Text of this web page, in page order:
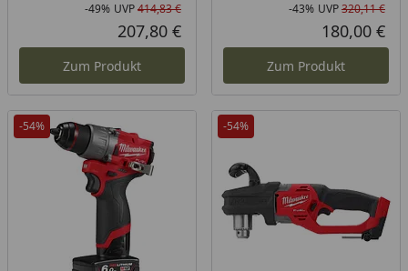
Rabatt in Prozent
-49%
Ursprünglicher Preis
UVP414,83 €
Aktueller Preis
207,80 €
Zum Produkt
-43% UVP320,11 €
180,00 €
Zum Produkt
-54% -54%